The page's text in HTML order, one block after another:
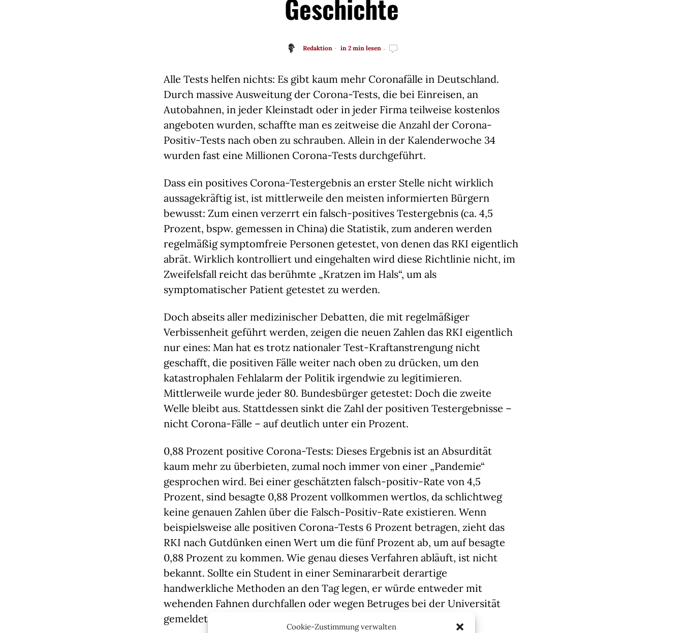
Cookie-Zustimmung verwalten
Geschichte
Redaktion in 2 min lesen
Alle Tests helfen nichts: Es gibt kaum mehr Coronafälle in Deutschland.
Durch massive Ausweitung der Corona-Tests, die bei Einreisen, an
Autobahnen, in jeder Kleinstadt oder in jeder Firma teilweise kostenlos
angeboten wurden, schaffte man es zeitweise die Anzahl der Corona-
Positiv-Tests nach oben zu schrauben. Allein in der Kalenderwoche 34
wurden fast eine Millionen Corona-Tests durchgeführt.
Dass ein positives Corona-Testergebnis an erster Stelle nicht wirklich
aussagekräftig ist, ist mittlerweile den meisten informierten Bürgern
bewusst: Zum einen verzerrt ein falsch-positives Testergebnis (ca. 4,5
Prozent, bspw. gemessen in China) die Statistik, zum anderen werden
regelmäßig symptomfreie Personen getestet, von denen das RKI eigentlich
abrät. Wirklich kontrolliert und eingehalten wird diese Richtlinie nicht, im
Zweifelsfall reicht das berühmte „Kratzen im Hals“, um als
symptomatischer Patient getestet zu werden.
Doch abseits aller medizinischer Debatten, die mit regelmäßiger
Verbissenheit geführt werden, zeigen die neuen Zahlen das RKI eigentlich
nur eines: Man hat es trotz nationaler Test-Kraftanstrengung nicht
geschafft, die positiven Fälle weiter nach oben zu drücken, um den
katastrophalen Fehlalarm der Politik irgendwie zu legitimieren.
Mittlerweile wurde jeder 80. Bundesbürger getestet: Doch die zweite
Welle bleibt aus. Stattdessen sinkt die Zahl der positiven Testergebnisse –
nicht Corona-Fälle – auf deutlich unter ein Prozent.
0,88 Prozent positive Corona-Tests: Dieses Ergebnis ist an Absurdität
kaum mehr zu überbieten, zumal noch immer von einer „Pandemie“
gesprochen wird. Bei einer geschätzten falsch-positiv-Rate von 4,5
Prozent, sind besagte 0,88 Prozent vollkommen wertlos, da schlichtweg
keine genauen Zahlen über die Falsch-Positiv-Rate existieren. Wenn
beispielsweise alle positiven Corona-Tests 6 Prozent betragen, zieht das
RKI nach Gutdünken einen Wert um die fünf Prozent ab, um auf besagte
0,88 Prozent zu kommen. Wie genau dieses Verfahren abläuft, ist nicht
bekannt. Sollte ein Student in einer Seminararbeit derartige
handwerkliche Methoden an den Tag legen, er würde entweder mit
wehenden Fahnen durchfallen oder wegen Betruges bei der Universität
gemeldet und möglicherweise verwiesen werden.